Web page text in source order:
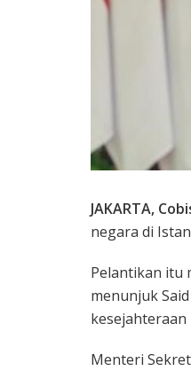
JAKARTA,
negara di
Pelantikan itu
menunjuk
kesejahteraan
Menteri